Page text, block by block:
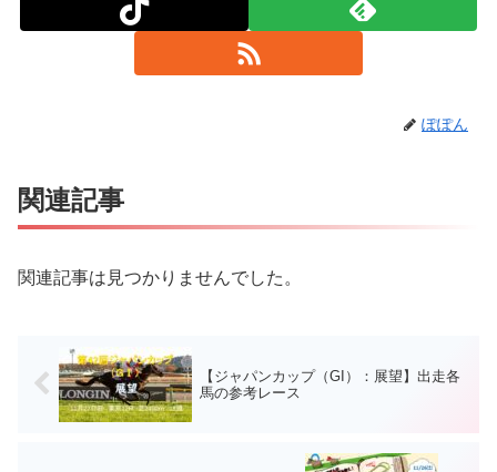
ぽぽん
関連記事
関連記事は見つかりませんでした。
【ジャパンカップ（GI）：展望】出走各
馬の参考レース